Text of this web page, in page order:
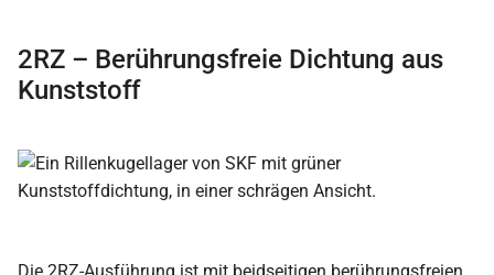
2RZ – Berührungsfreie Dichtung aus
Kunststoff